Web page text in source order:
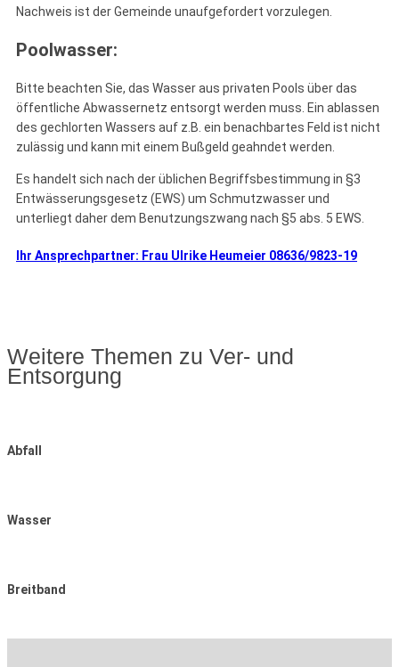
Nachweis ist der Gemeinde unaufgefordert vorzulegen.
Poolwasser:
Bitte beachten Sie, das Wasser aus privaten Pools über das
öffentliche Abwassernetz entsorgt werden muss. Ein ablassen
des gechlorten Wassers auf z.B. ein benachbartes Feld ist nicht
zulässig und kann mit einem Bußgeld geahndet werden.
Es handelt sich nach der üblichen Begriffsbestimmung in §3
Entwässerungsgesetz (EWS) um Schmutzwasser und
unterliegt daher dem Benutzungszwang nach §5 abs. 5 EWS.
Ihr Ansprechpartner: Frau Ulrike Heumeier 08636/9823-19
Weitere Themen zu Ver- und
Entsorgung
Abfall
Wasser
Breitband